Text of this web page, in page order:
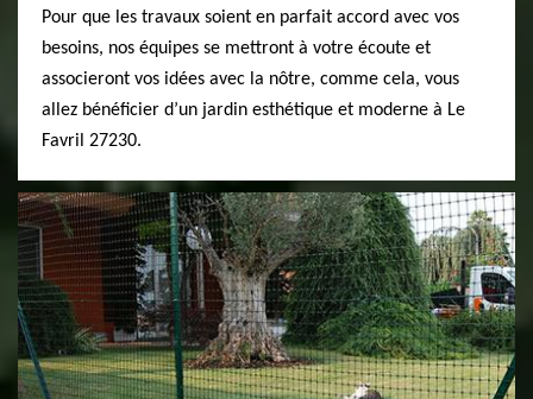
Pour que les travaux soient en parfait accord avec vos
besoins, nos équipes se mettront à votre écoute et
associeront vos idées avec la nôtre, comme cela, vous
allez bénéficier d’un jardin esthétique et moderne à Le
Favril 27230.